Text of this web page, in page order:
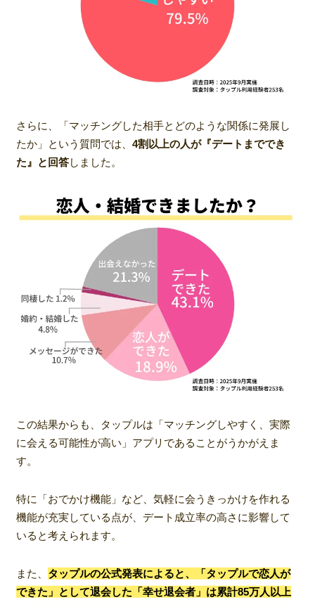
さらに、「マッチングした相手とどのような関係に発展し
たか」という質問では、 4割以上の人が『デートまででき
た』と回答しました。
この結果からも、タップルは「マッチングしやすく、実際
に会える可能性が高い」アプリであることがうかがえま
す。
特に「おでかけ機能」など、気軽に会うきっかけを作れる
機能が充実している点が、デート成立率の高さに影響して
いると考えられます。
また、 タップルの公式発表によると、「タップルで恋人が
できた」として退会した「幸せ退会者」は累計85万人以上